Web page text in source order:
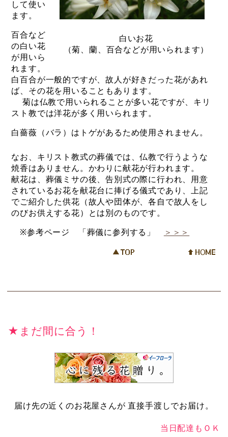
白いお花
（菊、蘭、百合などが用いられます）
して使い
ます。
百合など
の白い花
が用いら
れます。
白百合が一般的ですが、故人が好きだった花があれ
ば、その花を用いることもあります。
菊は仏教で用いられることが多い花ですが、キリ
スト教では洋花が多く用いられます。
白薔薇（バラ）はトゲがあるため使用されません。
なお、キリスト教式の葬儀では、仏教で行うような
焼香はありません。かわりに献花が行われます。
献花は、葬儀ミサの後、告別式の際に行われ、用意
されているお花を献花台に捧げる儀式であり、上記
でご紹介した供花（故人や団体が、各自で故人をし
のびお供えする花）とは別のものです。
※参考ページ 「葬儀に参列する」
＞＞＞
★まだ間に合う！
届け先の近くのお花屋さんが 直接手渡しでお届け。
当日配達もＯＫ